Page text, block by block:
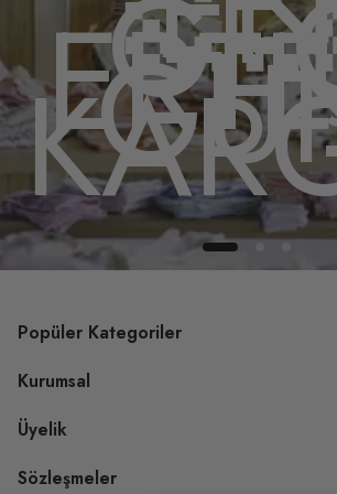
Popüler Kategoriler
Kurumsal
Üyelik
Sözleşmeler